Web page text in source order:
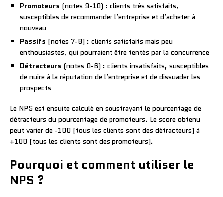
Promoteurs (notes 9-10) : clients très satisfaits,
susceptibles de recommander l’entreprise et d’acheter à
nouveau
Passifs (notes 7-8) : clients satisfaits mais peu
enthousiastes, qui pourraient être tentés par la concurrence
Détracteurs (notes 0-6) : clients insatisfaits, susceptibles
de nuire à la réputation de l’entreprise et de dissuader les
prospects
Le NPS est ensuite calculé en soustrayant le pourcentage de
détracteurs du pourcentage de promoteurs. Le score obtenu
peut varier de -100 (tous les clients sont des détracteurs) à
+100 (tous les clients sont des promoteurs).
Pourquoi et comment utiliser le
NPS ?